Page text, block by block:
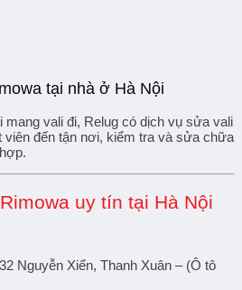
tại nhà ở Hà Nội
mang vali đi, Relug có dịch vụ sửa vali
viên đến tận nơi, kiểm tra và sửa chữa
uy tín tại Hà Nội
Nguyễn Xiển, Thanh Xuân – (Ô tô